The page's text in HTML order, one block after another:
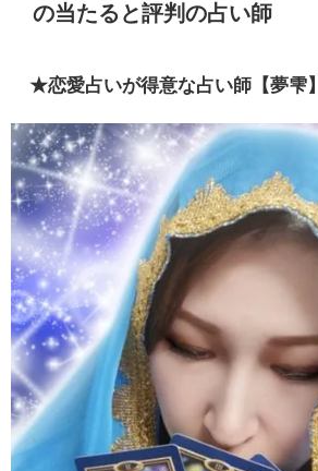
の当たると評判の占い師
★恋愛占いが得意な占い師【夢雫】